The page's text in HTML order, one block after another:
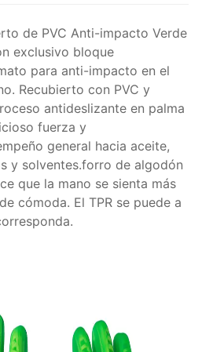
de PVC Anti-impacto Verde
exclusivo bloque
para anti-impacto en el
Recubierto con PVC y
antideslizante en palma
fuerza y
general hacia aceite,
y solventes.forro de algodón
que la mano se sienta más
cómoda. El TPR se puede a